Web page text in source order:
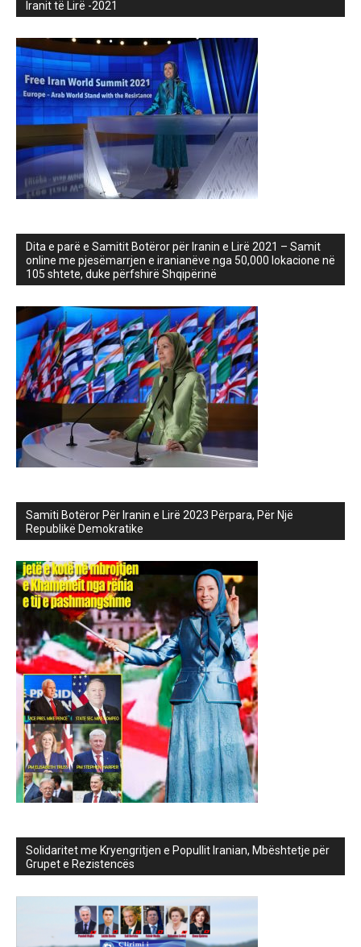
Iranit të Lirë -2021
Dita e parë e Samitit Botëror për Iranin e Lirë 2021 – Samit
online me pjesëmarrjen e iranianëve nga 50,000 lokacione në
105 shtete, duke përfshirë Shqipërinë
Samiti Botëror Për Iranin e Lirë 2023 Përpara, Për Një
Republikë Demokratike
Solidaritet me Kryengritjen e Popullit Iranian, Mbështetje për
Grupet e Rezistencës